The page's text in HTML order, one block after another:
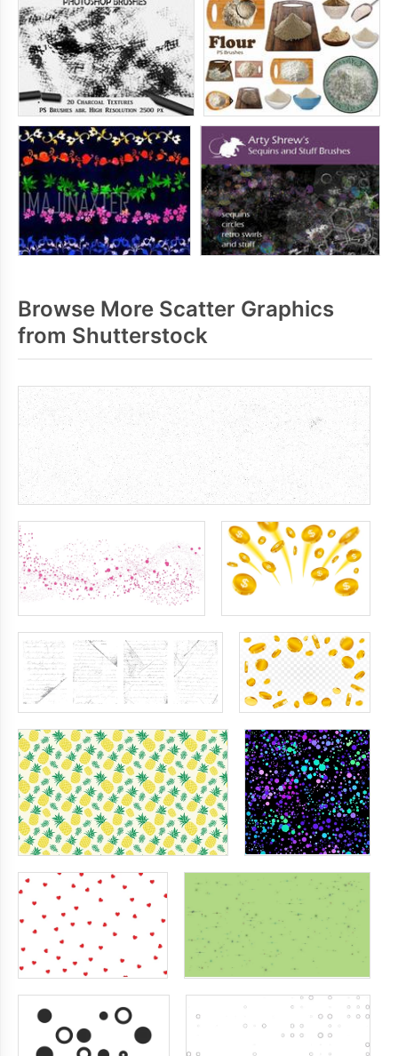
Browse More Scatter Graphics
from Shutterstock